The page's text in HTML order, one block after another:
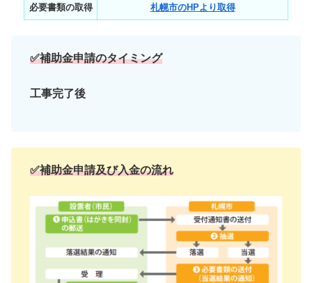
必要書類の取得 札幌市のHPより取得
✅補助金申請のタイミング
工事完了後
✅補助金申請及び入金の流れ